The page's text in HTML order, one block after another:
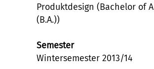
Produktdesign (Bachelor of
(B.A.))
Semester
Wintersemester 2013/14